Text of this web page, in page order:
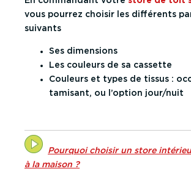
vous pourrez choisir les différents
suivants
Ses dimensions
Les couleurs de sa cassette
Couleurs et types de tissus :
tamisant, ou l’option jour/nuit
Pourquoi choisir un store
à la maison ?